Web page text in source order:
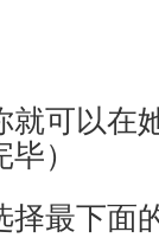
可以在
）
择最下面